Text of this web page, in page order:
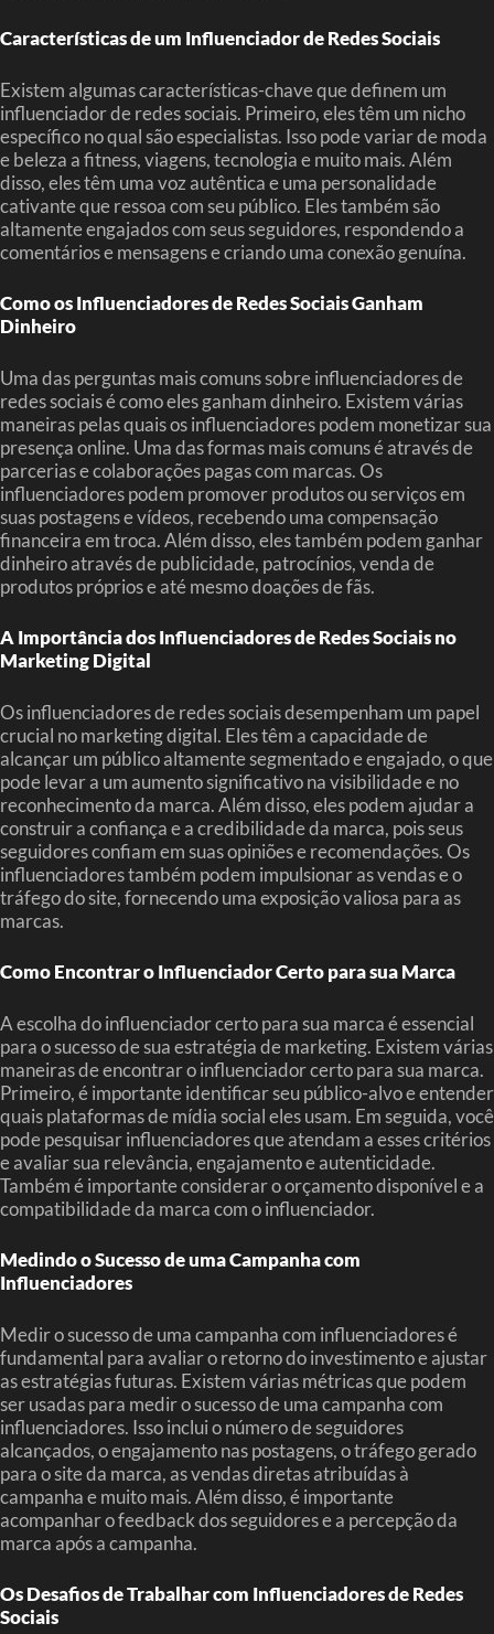
Características de um Influenciador de Redes Sociais
Existem algumas características-chave que definem um
influenciador de redes sociais. Primeiro, eles têm um nicho
específico no qual são especialistas. Isso pode variar de moda
e beleza a fitness, viagens, tecnologia e muito mais. Além
disso, eles têm uma voz autêntica e uma personalidade
cativante que ressoa com seu público. Eles também são
altamente engajados com seus seguidores, respondendo a
comentários e mensagens e criando uma conexão genuína.
Como os Influenciadores de Redes Sociais Ganham
Dinheiro
Uma das perguntas mais comuns sobre influenciadores de
redes sociais é como eles ganham dinheiro. Existem várias
maneiras pelas quais os influenciadores podem monetizar sua
presença online. Uma das formas mais comuns é através de
parcerias e colaborações pagas com marcas. Os
influenciadores podem promover produtos ou serviços em
suas postagens e vídeos, recebendo uma compensação
financeira em troca. Além disso, eles também podem ganhar
dinheiro através de publicidade, patrocínios, venda de
produtos próprios e até mesmo doações de fãs.
A Importância dos Influenciadores de Redes Sociais no
Marketing Digital
Os influenciadores de redes sociais desempenham um papel
crucial no marketing digital. Eles têm a capacidade de
alcançar um público altamente segmentado e engajado, o que
pode levar a um aumento significativo na visibilidade e no
reconhecimento da marca. Além disso, eles podem ajudar a
construir a confiança e a credibilidade da marca, pois seus
seguidores confiam em suas opiniões e recomendações. Os
influenciadores também podem impulsionar as vendas e o
tráfego do site, fornecendo uma exposição valiosa para as
marcas.
Como Encontrar o Influenciador Certo para sua Marca
A escolha do influenciador certo para sua marca é essencial
para o sucesso de sua estratégia de marketing. Existem várias
maneiras de encontrar o influenciador certo para sua marca.
Primeiro, é importante identificar seu público-alvo e entender
quais plataformas de mídia social eles usam. Em seguida, você
pode pesquisar influenciadores que atendam a esses critérios
e avaliar sua relevância, engajamento e autenticidade.
Também é importante considerar o orçamento disponível e a
compatibilidade da marca com o influenciador.
Medindo o Sucesso de uma Campanha com
Influenciadores
Medir o sucesso de uma campanha com influenciadores é
fundamental para avaliar o retorno do investimento e ajustar
as estratégias futuras. Existem várias métricas que podem
ser usadas para medir o sucesso de uma campanha com
influenciadores. Isso inclui o número de seguidores
alcançados, o engajamento nas postagens, o tráfego gerado
para o site da marca, as vendas diretas atribuídas à
campanha e muito mais. Além disso, é importante
acompanhar o feedback dos seguidores e a percepção da
marca após a campanha.
Os Desafios de Trabalhar com Influenciadores de Redes
Sociais